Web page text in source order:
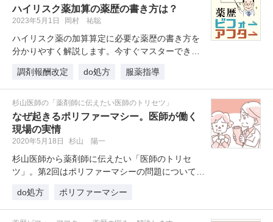
ハイリスク薬加算の薬歴の書き方は？
2023年5月1日 岡村 祐聡
ハイリスク薬の加算算定に必要な薬歴の書き方を
分かりやすく解説します。今すぐマスターできる
調剤報酬改定
do処方 服薬指導
杉山医師の「薬剤師に伝えたい医師のトリセツ」
なぜ起きるポリファーマシー。医師が働く
現場の実情
2020年5月18日 杉山 陽一
杉山医師から薬剤師に伝えたい「医師のトリセ
ツ」。第2回はポリファーマシーの問題についてで
do処方
ポリファーマシー